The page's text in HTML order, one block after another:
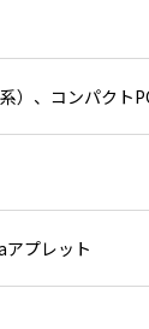
）、コンパクト
プレット